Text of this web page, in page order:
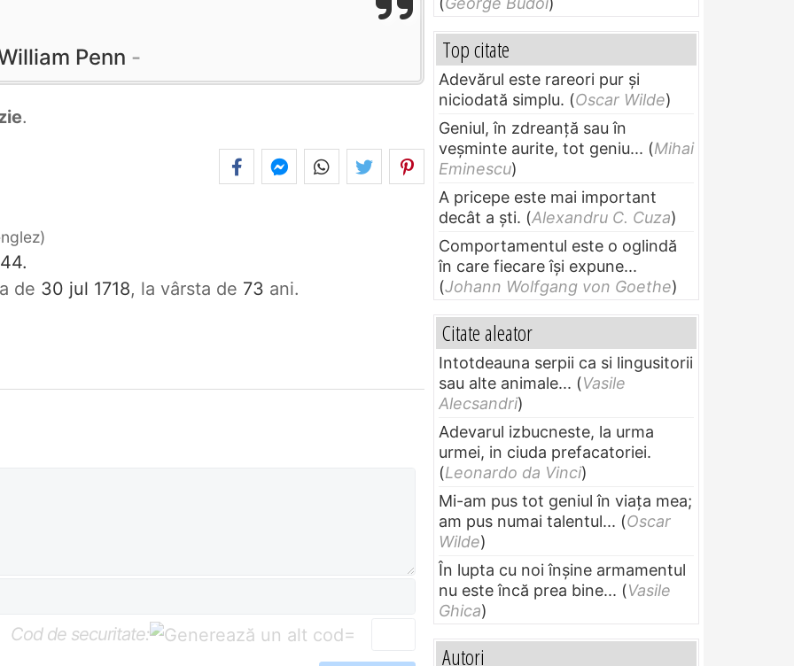
Penn
.
de 30 jul 1718, la vârsta de 73 ani.
Cod de securitate: =
Top citate
Adevărul este rareori pur și
niciodată simplu. (Oscar Wilde)
Geniul, în zdreanţă sau în
veşminte aurite, tot geniu... (Mihai
Eminescu)
A pricepe este mai important
decât a ști. (Alexandru C. Cuza)
Comportamentul este o oglindă
în care fiecare își expune...
(Johann Wolfgang von Goethe)
Citate aleator
Intotdeauna serpii ca si lingusitorii
sau alte animale... (Vasile
Alecsandri)
Adevarul izbucneste, la urma
urmei, in ciuda prefacatoriei.
(Leonardo da Vinci)
Mi-am pus tot geniul în viața mea;
am pus numai talentul... (Oscar
Wilde)
În lupta cu noi înșine armamentul
nu este încă prea bine... (Vasile
Ghica)
Autori